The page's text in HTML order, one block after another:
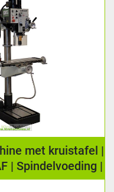
met kruistafel |
| Spindelvoeding |